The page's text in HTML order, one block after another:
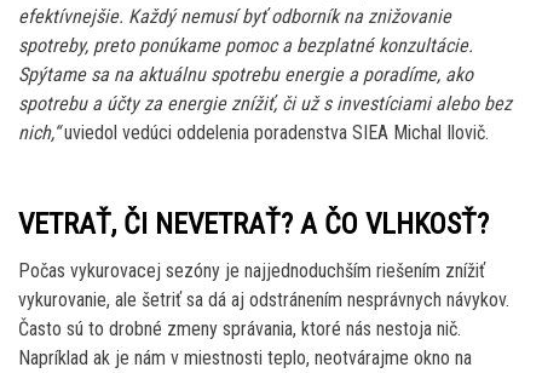
efektívnejšie. Každý nemusí byť odborník na znižovanie
spotreby, preto ponúkame pomoc a bezplatné konzultácie.
Spýtame sa na aktuálnu spotrebu energie a poradíme, ako
spotrebu a účty za energie znížiť, či už s investíciami alebo bez
nich,“uviedol vedúci oddelenia poradenstva SIEA Michal Ilovič.
VETRAŤ, ČI NEVETRAŤ? A ČO VLHKOSŤ?
Počas vykurovacej sezóny je najjednoduchším riešením znížiť
vykurovanie, ale šetriť sa dá aj odstránením nesprávnych návykov.
Často sú to drobné zmeny správania, ktoré nás nestoja nič.
Napríklad ak je nám v miestnosti teplo, neotvárajme okno na